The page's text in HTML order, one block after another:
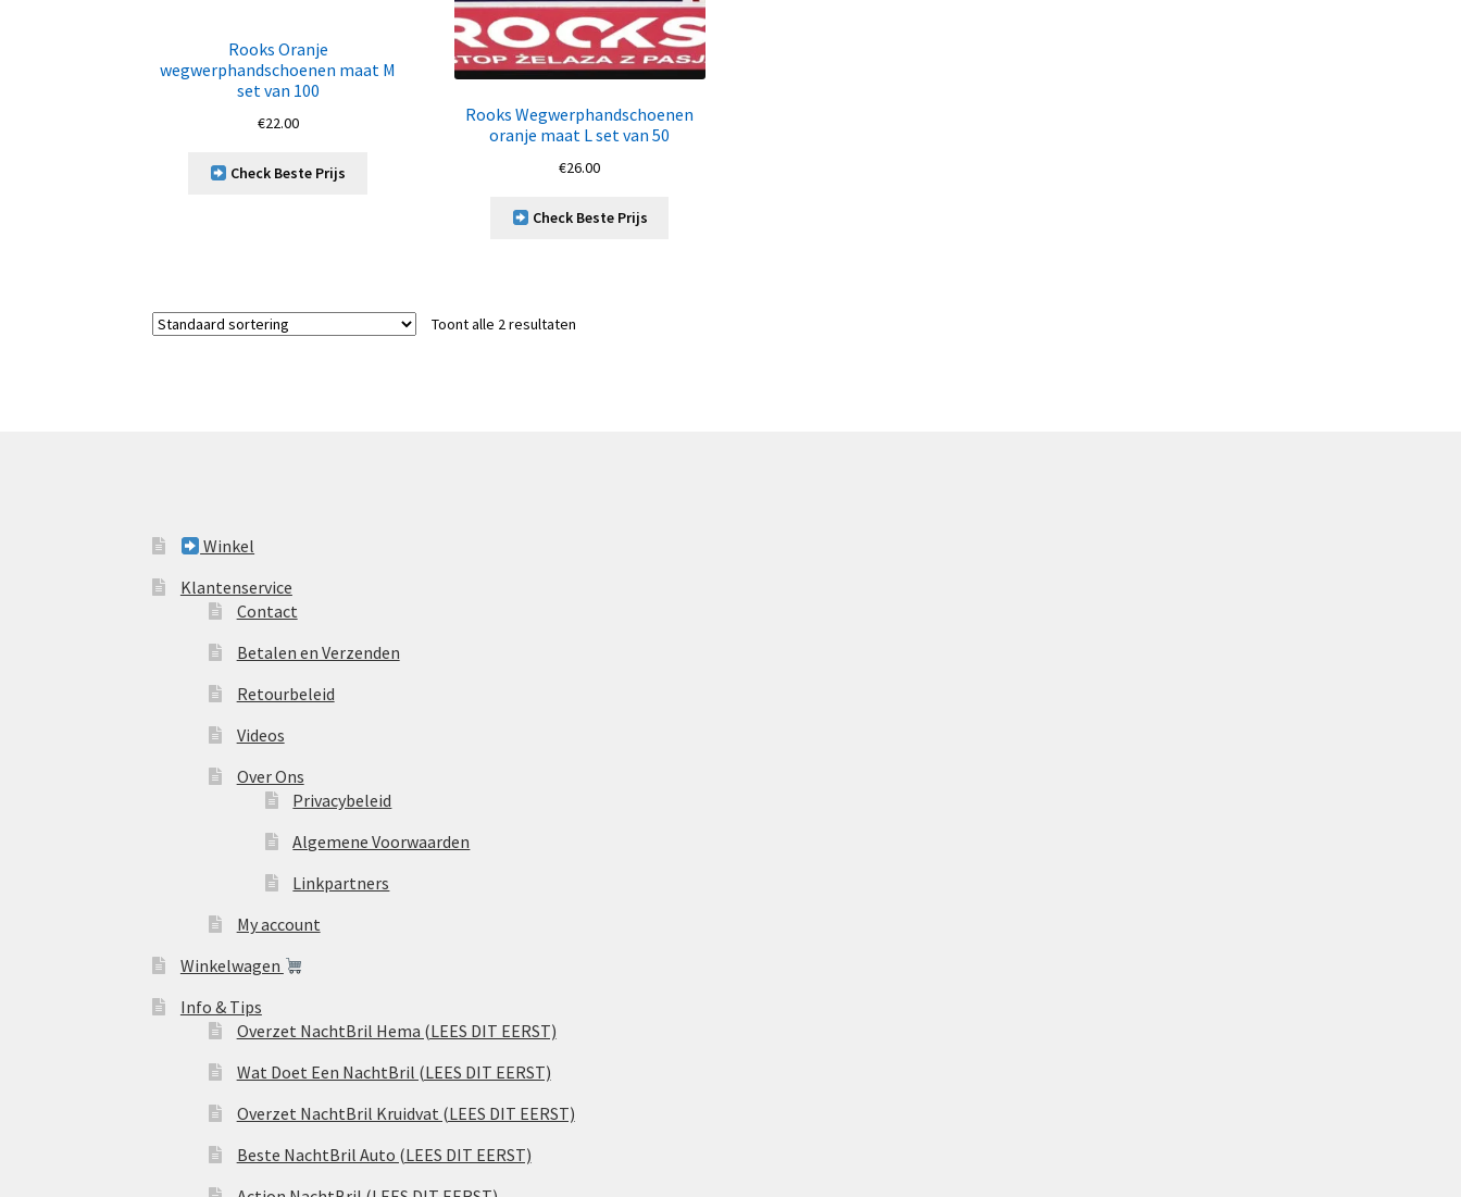
Rooks Oranje
wegwerphandschoenen maat M
set van 100
€22.00
Check Beste Prijs
Rooks Wegwerphandschoenen
oranje maat L set van 50
€26.00
Check Beste Prijs
Toont alle 2 resultaten
Winkel
Klantenservice
Contact
Betalen en Verzenden
Retourbeleid
Videos
Over Ons
Privacybeleid
Algemene Voorwaarden
Linkpartners
My account
Winkelwagen
Info & Tips
Overzet NachtBril Hema (LEES DIT EERST)
Wat Doet Een NachtBril (LEES DIT EERST)
Overzet NachtBril Kruidvat (LEES DIT EERST)
Beste NachtBril Auto (LEES DIT EERST)